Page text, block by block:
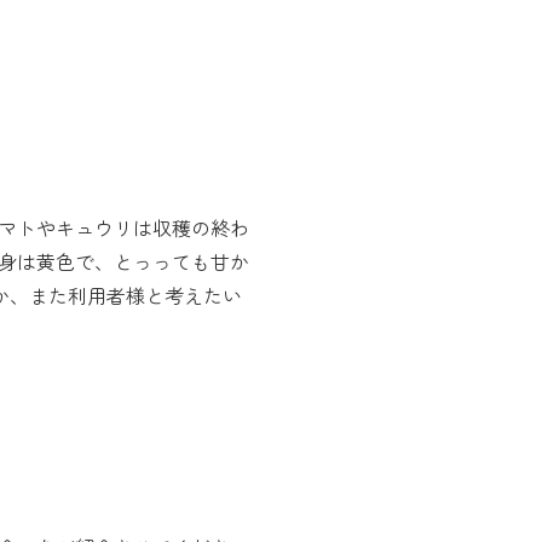
トやキュウリは収穫の終わ
は黄色で、とっっても甘か
また利用者様と考えたい